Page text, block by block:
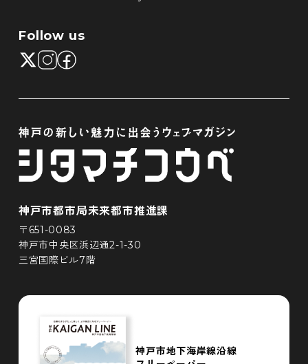
Follow us
神戸市都市局未来都市推進課
〒651-0083
神戸市中央区浜辺通2-1-30
三宮国際ビル7階
神戸市地下海岸線沿線